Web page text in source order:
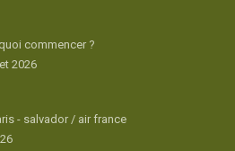
commencer ?
2026
- salvador / air france